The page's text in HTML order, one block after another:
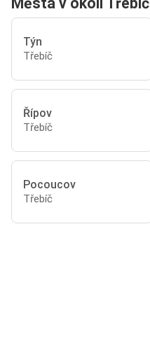
Týn
Třebíč
Řípov
Třebíč
Pocoucov
Třebíč